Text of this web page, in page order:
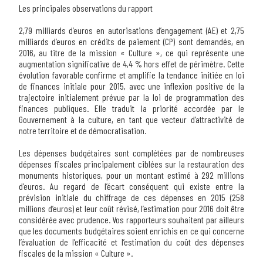
Les principales observations du rapport
2,79 milliards d’euros en autorisations d’engagement (AE) et 2,75
milliards d’euros en crédits de paiement (CP) sont demandés, en
2016, au titre de la mission « Culture », ce qui représente une
augmentation significative de 4,4 % hors effet de périmètre. Cette
évolution favorable confirme et amplifie la tendance initiée en loi
de finances initiale pour 2015, avec une inflexion positive de la
trajectoire initialement prévue par la loi de programmation des
finances publiques. Elle traduit la priorité accordée par le
Gouvernement à la culture, en tant que vecteur d’attractivité de
notre territoire et de démocratisation.
Les dépenses budgétaires sont complétées par de nombreuses
dépenses fiscales principalement ciblées sur la restauration des
monuments historiques, pour un montant estimé à 292 millions
d’euros. Au regard de l’écart conséquent qui existe entre la
prévision initiale du chiffrage de ces dépenses en 2015 (258
millions d’euros) et leur coût révisé, l’estimation pour 2016 doit être
considérée avec prudence. Vos rapporteurs souhaitent par ailleurs
que les documents budgétaires soient enrichis en ce qui concerne
l’évaluation de l’efficacité et l’estimation du coût des dépenses
fiscales de la mission « Culture ».